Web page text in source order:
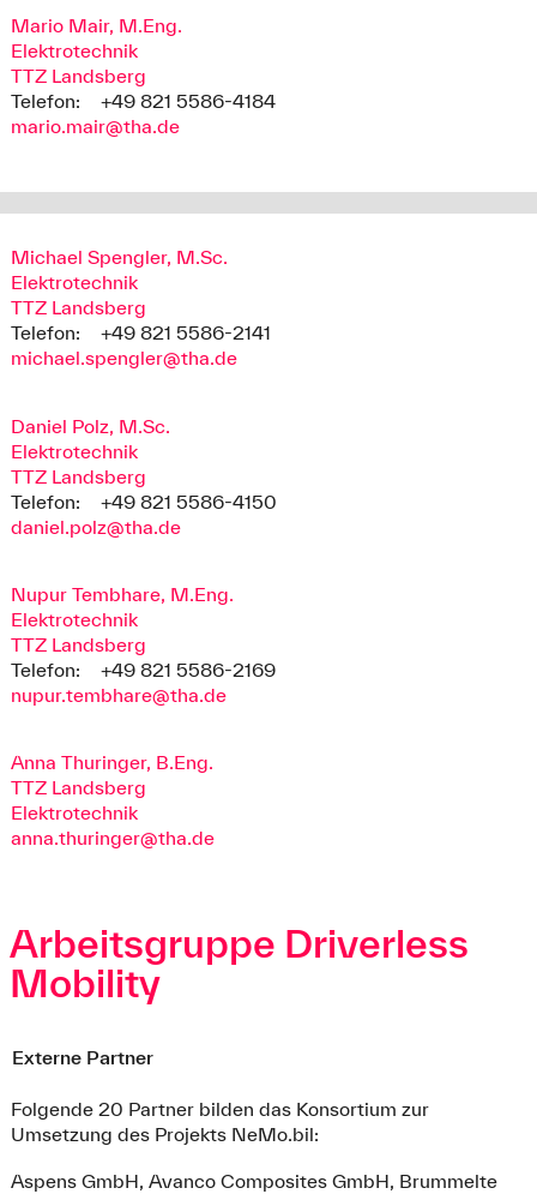
Mario Mair, M.Eng.
Elektrotechnik
TTZ Landsberg
Telefon:
+49 821 5586-4184
mario.mair@tha.de
Michael Spengler, M.Sc.
Elektrotechnik
TTZ Landsberg
Telefon:
+49 821 5586-2141
michael.spengler@tha.de
Daniel Polz, M.Sc.
Elektrotechnik
TTZ Landsberg
Telefon:
+49 821 5586-4150
daniel.polz@tha.de
Nupur Tembhare, M.Eng.
Elektrotechnik
TTZ Landsberg
Telefon:
+49 821 5586-2169
nupur.tembhare@tha.de
Anna Thuringer, B.Eng.
TTZ Landsberg
Elektrotechnik
anna.thuringer@tha.de
Arbeitsgruppe Driverless
Mobility
Externe Partner
Folgende 20 Partner bilden das Konsortium zur
Umsetzung des Projekts NeMo.bil:
Aspens GmbH, Avanco Composites GmbH, Brummelte